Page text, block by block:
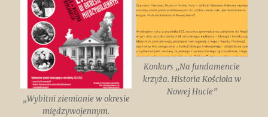
„Wybitni ziemianie w okresie
międzywojennym.
Konkurs „Na fundamencie
krzyża. Historia Kościoła w
Nowej Hucie”